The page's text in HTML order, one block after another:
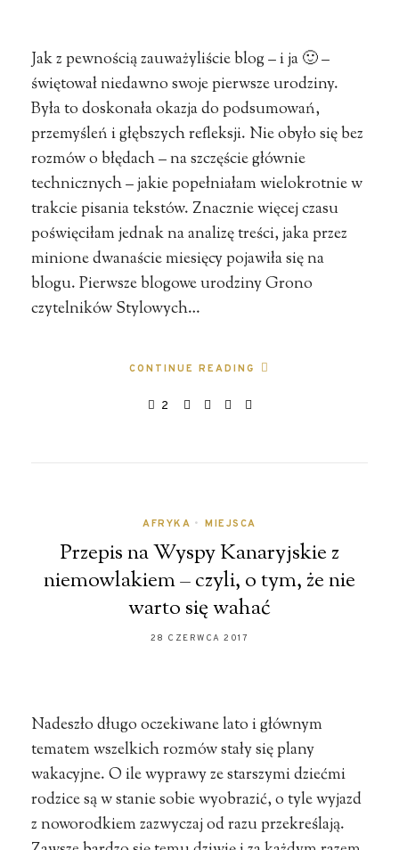
Jak z pewnością zauważyliście blog – i ja 🙂 –
świętował niedawno swoje pierwsze urodziny.
Była to doskonała okazja do podsumowań,
przemyśleń i głębszych refleksji. Nie obyło się bez
rozmów o błędach – na szczęście głównie
technicznych – jakie popełniałam wielokrotnie w
trakcie pisania tekstów. Znacznie więcej czasu
poświęciłam jednak na analizę treści, jaka przez
minione dwanaście miesięcy pojawiła się na
blogu. Pierwsze blogowe urodziny Grono
czytelników Stylowych…
CONTINUE READING
2
AFRYKA • MIEJSCA
Przepis na Wyspy Kanaryjskie z
niemowlakiem – czyli, o tym, że nie
warto się wahać
28 CZERWCA 2017
Nadeszło długo oczekiwane lato i głównym
tematem wszelkich rozmów stały się plany
wakacyjne. O ile wyprawy ze starszymi dziećmi
rodzice są w stanie sobie wyobrazić, o tyle wyjazd
z noworodkiem zazwyczaj od razu przekreślają.